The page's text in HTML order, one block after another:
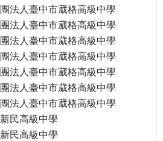
法人臺中市葳格高級中學
法人臺中市葳格高級中學
法人臺中市葳格高級中學
法人臺中市葳格高級中學
法人臺中市葳格高級中學
法人臺中市葳格高級中學
法人臺中市葳格高級中學
民高級中學
民高級中學